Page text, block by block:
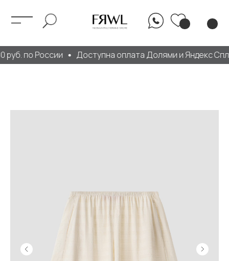
руб. по России Доступна оплата Долями и Яндекс